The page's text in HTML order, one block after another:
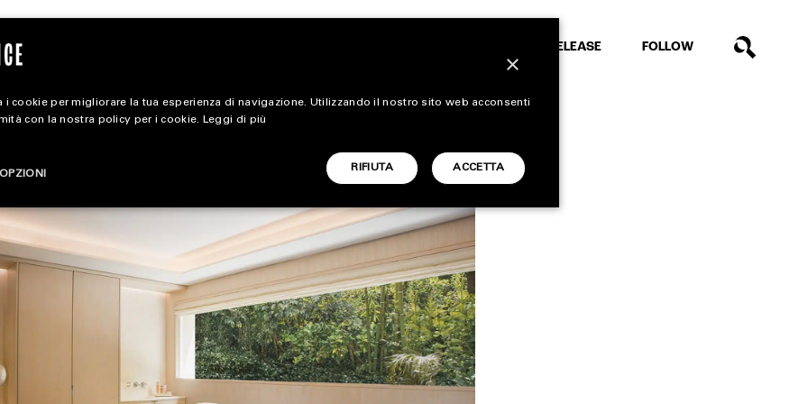
CARICA ALTRI
RELEASE FOLLOW
ALL EXTRA
ART & DESIGN
CINEMA
×
i cookie per migliorare la tua esperienza di navigazione. Utilizzando il nostro sito web acconsenti
con la nostra policy per i cookie. Leggi di più
ACCETTA
RIFIUTA